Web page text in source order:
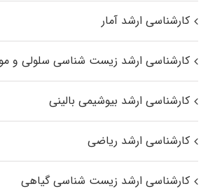
کارشناسی ارشد آمار
کارشناسی ارشد زیست شناسی سلولی و
کارشناسی ارشد بیوشیمی بالینی
کارشناسی ارشد ریاضی
کارشناسی ارشد زیست‌ شناسی گیاهی